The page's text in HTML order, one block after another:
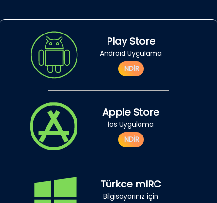
Play Store
Android Uygulama
İNDİR
Apple Store
İos Uygulama
İNDİR
Türkce mIRC
Bilgisayarınız için